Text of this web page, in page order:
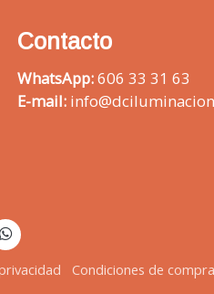
Contacto
WhatsApp:606 33 31 63
E-mail:
Condiciones de compra